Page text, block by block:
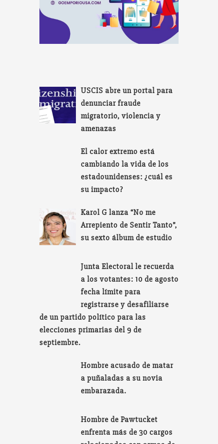
USCIS abre un portal para
denunciar fraude
migratorio, violencia y
amenazas
El calor extremo está
cambiando la vida de los
estadounidenses: ¿cuál es
su impacto?
Karol G lanza “No me
Arrepiento de Sentir Tanto”,
su sexto álbum de estudio
Junta Electoral le recuerda
a los votantes: 10 de agosto
fecha límite para
registrarse y desafiliarse
de un partido político para las
elecciones primarias del 9 de
septiembre.
Hombre acusado de matar
a puñaladas a su novia
embarazada.
Hombre de Pawtucket
enfrenta más de 30 cargos